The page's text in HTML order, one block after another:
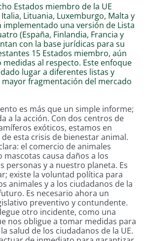
Estados miembro de la UE
Italia, Lituania, Luxemburgo, Malta y
implementado una versión de Lista
(España, Finlandia, Francia y
con la base jurídicas para su
15 Estados miembro, aún
al respecto. Este enfoque
lugar a diferentes listas y
fragmentación del mercado
es más que un simple informe;
a la acción. Con dos centros de
exóticos, estamos en
esta crisis de bienestar animal.
el comercio de animales
mascotas causa daños a los
personas y a nuestro planeta. Es
existe la voluntad política para
animales y a los ciudadanos de la
Es necesario ahora un
preventivo y contundente.
otro incidente, como una
nos obligue a tomar medidas para
salud de los ciudadanos de la UE.